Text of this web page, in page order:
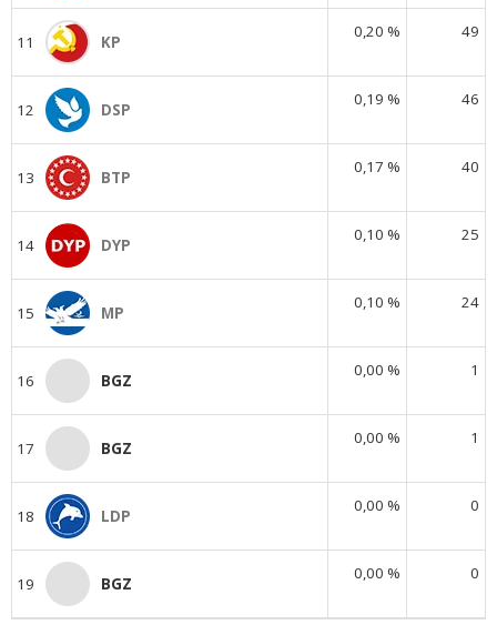
11 KP
0,20 % 49
12 DSP
0,19 % 46
13 BTP
0,17 % 40
14 DYP
0,10 % 25
15 MP
0,10 % 24
16 BGZ
0,00 % 1
17 BGZ
0,00 % 1
18 LDP
0,00 % 0
19 BGZ
0,00 % 0